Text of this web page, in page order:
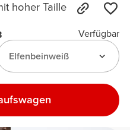
hoher Taille
Verfügbar
Elfenbeinweiß